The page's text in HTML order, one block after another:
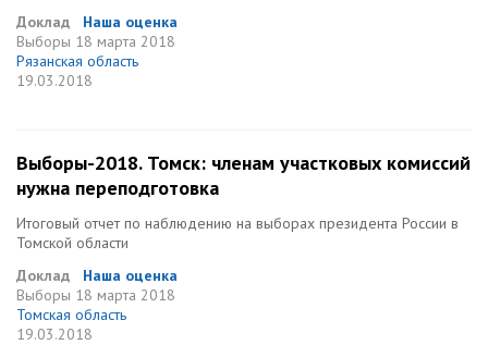
Доклад
Наша оценка
Выборы 18 марта 2018
Рязанская область
19.03.2018
Выборы-2018. Томск: членам участковых комиссий
нужна переподготовка
Итоговый отчет по наблюдению на выборах президента России в
Томской области
Доклад
Наша оценка
Выборы 18 марта 2018
Томская область
19.03.2018